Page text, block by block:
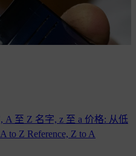
A 至 Z 名字, z 至 a 价格: 从低
to Z Reference, Z to A